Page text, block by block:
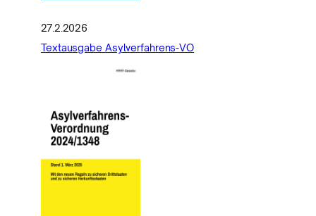
27.2.2026
Textausgabe Asylverfahrens-VO